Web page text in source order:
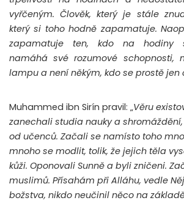
vyřčeným. Člověk, který je stále
který si toho hodně zapamatuje.
zapamatuje ten, kdo na hodiny
namáhá své rozumové schopnosti,
lampu a není někým, kdo se prostě jen
Muhammed ibn Sirín pravil: „Věru
zanechali studia nauky a
od učenců. Začali se namísto toho
mnoho se modlit, tolik, že jejich těla
kůži. Oponovali Sunně a byli zničeni.
muslimů. Přísahám při Alláhu, vedle
božstva, nikdo neučinil něco na